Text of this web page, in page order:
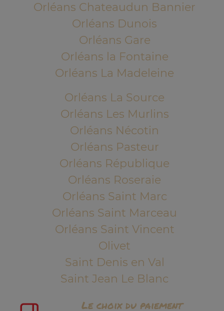
Orléans Chateaudun Bannier
Orléans Dunois
Orléans Gare
Orléans la Fontaine
Orléans La Madeleine
Orléans La Source
Orléans Les Murlins
Orléans Nécotin
Orléans Pasteur
Orléans République
Orléans Roseraie
Orléans Saint Marc
Orléans Saint Marceau
Orléans Saint Vincent
Olivet
Saint Denis en Val
Saint Jean Le Blanc
Le choix du paiement